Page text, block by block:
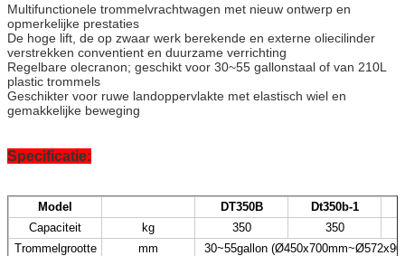
Multifunctionele trommelvrachtwagen met nieuw ontwerp en
opmerkelijke prestaties
De hoge lift, de op zwaar werk berekende en externe oliecilinder
verstrekken conventient en duurzame verrichting
Regelbare olecranon; geschikt voor 30~55 gallonstaal of van 210L
plastic trommels
Geschikter voor ruwe landoppervlakte met elastisch wiel en
gemakkelijke beweging
Specificatie:
Model DT350B Dt350b-1
Capaciteit
kg 350
350
Trommelgrootte
mm 30~55gallon (Ø